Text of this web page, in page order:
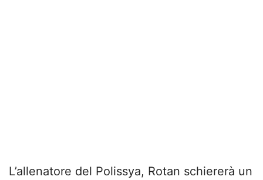
L’allenatore del Polissya, Rotan schiererà un